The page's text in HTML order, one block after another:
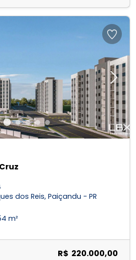
Next
dos Reis, Paiçandu - PR
m²
R$ 220.000,00